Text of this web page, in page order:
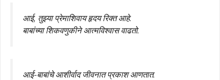
आई, तुझ्या प्रेमाशिवाय हृदय रिक्त आहे.
बाबांच्या शिकवणुकीने आत्मविश्वास वाढतो.
आई-बाबांचे आशीर्वाद जीवनात प्रकाश आणतात.